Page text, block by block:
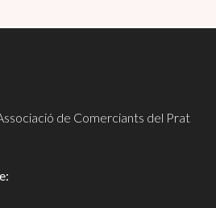
de Comerciants del Prat